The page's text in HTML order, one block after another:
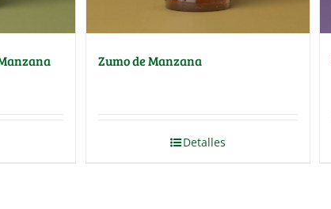
Zumo de Manzana
Detalles